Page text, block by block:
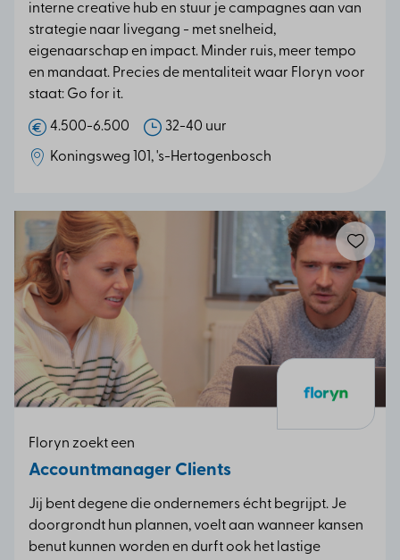
interne creative hub en stuur je campagnes aan van
strategie naar livegang - met snelheid,
eigenaarschap en impact. Minder ruis, meer tempo
en mandaat. Precies de mentaliteit waar Floryn voor
staat: Go for it.
4.500-6.500 32-40 uur
Koningsweg 101, 's-Hertogenbosch
Floryn zoekt een
Accountmanager Clients
Jij bent degene die ondernemers écht begrijpt. Je
doorgrondt hun plannen, voelt aan wanneer kansen
benut kunnen worden en durft ook het lastige